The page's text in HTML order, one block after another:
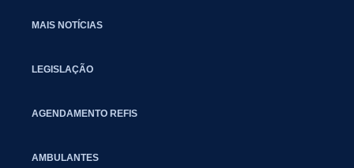
MAIS NOTÍCIAS
LEGISLAÇÃO
AGENDAMENTO REFIS
AMBULANTES